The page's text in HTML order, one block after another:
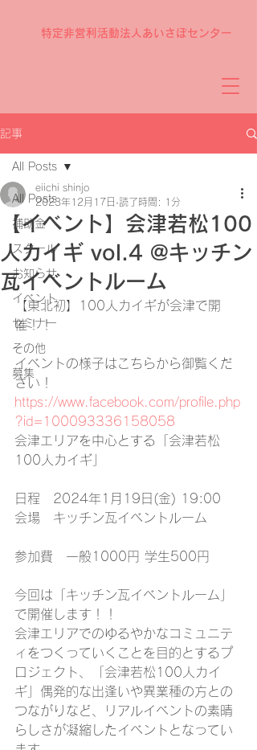
特定非営利活動法人あいさぽセンター
記事
All Posts
補助金
スクール
お知らせ
イベント
セミナー
その他
募集
All Posts
【イベント】会津若松100
人カイギ vol.4 @キッチン
瓦イベントルーム
eiichi shinjo
2023年12月17日 読了時間: 1分
【東北初】100人カイギが会津で開
催！！
イベントの様子はこちらから御覧くだ
さい！
https://www.facebook.com/profile.php
?id=100093336158058
会津エリアを中心とする「会津若松
100人カイギ」
日程　2024年1月19日(金) 19:00
会場　キッチン瓦イベントルーム
参加費　一般1000円 学生500円
今回は「キッチン瓦イベントルーム」
で開催します！！
会津エリアでのゆるやかなコミュニテ
ィをつくっていくことを目的とするプ
ロジェクト、「会津若松100人カイ
ギ」偶発的な出逢いや異業種の方との
つながりなど、リアルイベントの素晴
らしさが凝縮したイベントとなってい